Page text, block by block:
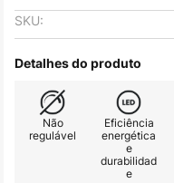
SKU:
Detalhes do produto
Não
regulável
Eficiência
energética
e
durabilidad
e